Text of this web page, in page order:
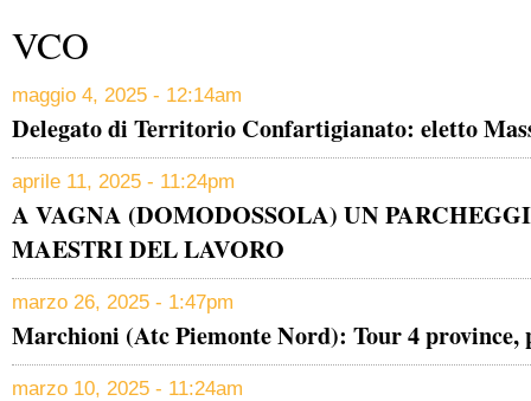
VCO
maggio 4, 2025 - 12:14am
Delegato di Territorio Confartigianato: eletto
aprile 11, 2025 - 11:24pm
A VAGNA (DOMODOSSOLA) UN
MAESTRI DEL LAVORO
marzo 26, 2025 - 1:47pm
Marchioni (Atc Piemonte Nord): Tour 4 province,
marzo 10, 2025 - 11:24am